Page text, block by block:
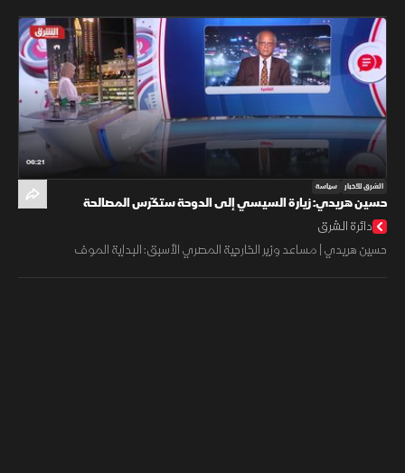
06:21
الشرق للأخبار سياسة
حسين هريدي: زيارة السيسي إلى الدوحة ستكّرس المصالحة
المصرية القطرية
دائرة الشرق
حسين هريدي | مساعد وزير الخارجية المصري الأسبق: البداية الموف